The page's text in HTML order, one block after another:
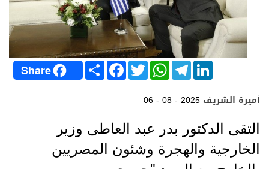
Share S
h
a
F
a
c
o
k
T
w
i
t
t
W
h
a
t
s
p
T
e
l
e
g
m
L
i
n
k
e
n
06 - 08 - 2025 أميرة الشريف
التقى الدكتور بدر عبد العاطى وزير
الخارجية والهجرة وشئون المصريين